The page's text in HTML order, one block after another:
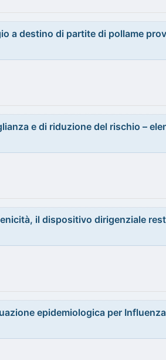
a destino di partite di pollame
e di riduzione del rischio –
il dispositivo dirigenziale
epidemiologica per